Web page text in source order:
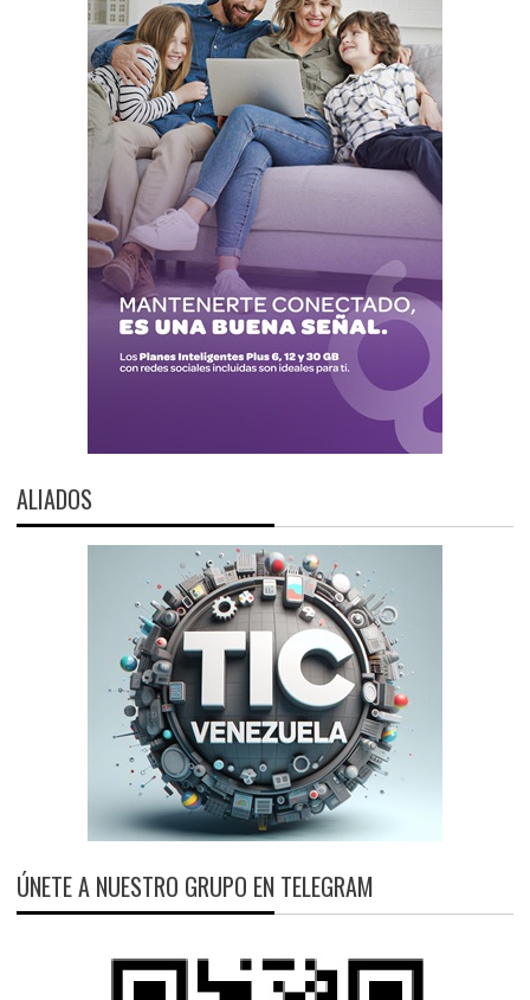
ALIADOS
ÚNETE A NUESTRO GRUPO EN TELEGRAM